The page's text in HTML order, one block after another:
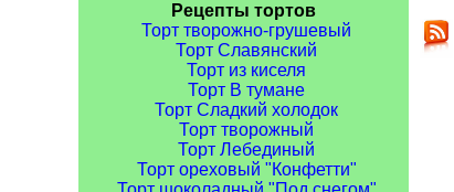
Рецепты тортов
Торт творожно-грушевый
Торт Славянский
Торт из киселя
Торт В тумане
Торт Сладкий холодок
Торт творожный
Торт Лебединый
Торт ореховый "Конфетти"